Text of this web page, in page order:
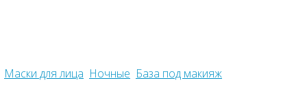
Маски для лица Ночные База под макияж